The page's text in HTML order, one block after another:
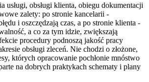
usługi, obsługi klienta, obiegu dokumentacji
zalety: po stronie kancelarii -
i oszczędzają czas, a po stronie klienta -
a co za tym idzie, zwiększają
procedury podnoszą jakość pracy
obsługi zleceń. Nie chodzi o złożone,
których opracowanie pochłonie mnóstwo
na dobrych praktykach schematy i plany